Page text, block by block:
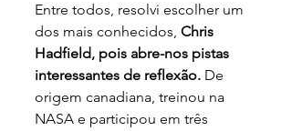
Entre todos, resolvi escolher um
dos mais conhecidos, Chris
Hadfield, pois abre-nos pistas
interessantes de reflexão. De
origem canadiana, treinou na
NASA e participou em três